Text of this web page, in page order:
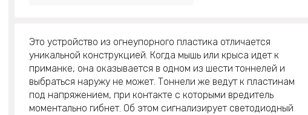
Это устройство из огнеупорного пластика отличается
уникальной конструкцией. Когда мышь или крыса идет к
приманке, она оказывается в одном из шести тоннелей и
выбраться наружу не может. Тоннели же ведут к пластинам
под напряжением, при контакте с которыми вредитель
моментально гибнет. Об этом сигнализирует светодиодный